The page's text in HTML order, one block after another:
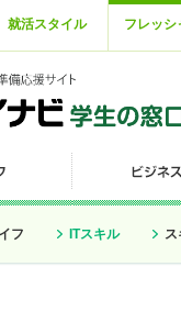
就活スタイル フレッシ
フ ITスキル ス